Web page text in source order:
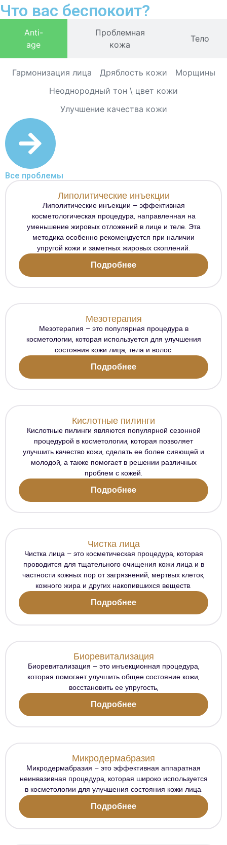
Что вас беспокоит?
Anti-
age
Проблемная
кожа
Тело
Гармонизация лица Дряблость кожи
Морщины
Неоднородный тон \ цвет кожи
Улучшение качества кожи
Все проблемы
Липолитические инъекции
Липолитические инъекции – эффективная
косметологическая процедура, направленная на
уменьшение жировых отложений в лице и теле. Эта
методика особенно рекомендуется при наличии
упругой кожи и заметных жировых скоплений.
Подробнее
Мезотерапия
Мезотерапия – это популярная процедура в
косметологии, которая используется для улучшения
состояния кожи лица, тела и волос.
Подробнее
Кислотные пилинги
Кислотные пилинги являются популярной сезонной
процедурой в косметологии, которая позволяет
улучшить качество кожи, сделать ее более сияющей и
молодой, а также помогает в решении различных
проблем с кожей.
Подробнее
Чистка лица
Чистка лица – это косметическая процедура, которая
проводится для тщательного очищения кожи лица и в
частности кожных пор от загрязнений, мертвых клеток,
кожного жира и других накопившихся веществ.
Подробнее
Биоревитализация
Биоревитализация – это инъекционная процедура,
которая помогает улучшить общее состояние кожи,
восстановить ее упругость,
Подробнее
Микродермабразия
Микродермабразия – это эффективная аппаратная
неинвазивная процедура, которая широко используется
в косметологии для улучшения состояния кожи лица.
Подробнее